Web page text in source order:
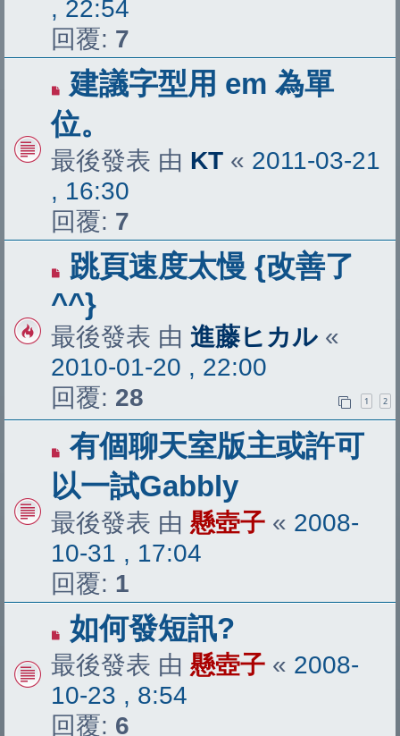
, 22:54
回覆: 7
建議字型用 em 為單
位。
最後發表 由 KT « 2011-03-21
, 16:30
回覆: 7
跳頁速度太慢 {改善了
^^}
最後發表 由 進藤ヒカル «
2010-01-20 , 22:00
回覆: 28 1 2
有個聊天室版主或許可
以一試Gabbly
最後發表 由 懸壺子 « 2008-
10-31 , 17:04
回覆: 1
如何發短訊?
最後發表 由 懸壺子 « 2008-
10-23 , 8:54
回覆: 6